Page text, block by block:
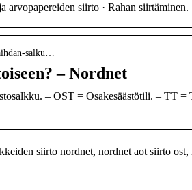
arvopapereiden siirto · Rahan siirtäminen.
salku…
– Nordnet
– OST = Osakesäästötili. – TT =
siirto nordnet, nordnet aot siirto